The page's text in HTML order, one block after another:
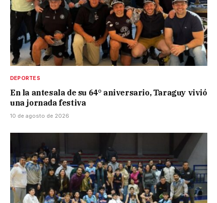
DEPORTES
En la antesala de su 64° aniversario, Taraguy vivió
una jornada festiva
10 de agosto de 2026